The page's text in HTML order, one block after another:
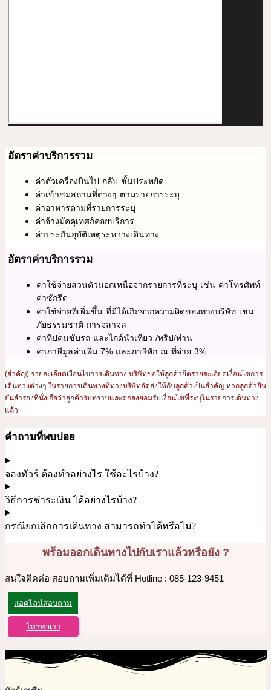
อัตราค่าบริการรวม
ค่าตั๋วเครื่องบินไป-กลับ ชั้นประหยัด
ค่าเข้าชมสถานที่ต่างๆ ตามรายการระบุ
ค่าอาหารตามที่รายการระบุ
ค่าจ้างมัคคุเทศก์คอยบริการ
ค่าประกันอุบัติเหตุระหว่างเดินทาง
อัตราค่าบริการรวม
ค่าใช้จ่ายส่วนตัวนอกเหนือจากรายการที่ระบุ เช่น ค่าโทรศัพท์
ค่าซักรีด
ค่าใช้จ่ายที่เพิ่มขึ้น ที่มิได้เกิดจากความผิดของทางบริษัท เช่น
ภัยธรรมชาติ การจลาจล
ค่าทิปคนขับรถ และไกด์นำเที่ยว /ทริป/ท่าน
ค่าภาษีมูลค่าเพิ่ม 7% และภาษีหัก ณ ที่จ่าย 3%
(สำคัญ) รายละเอียดเงื่อนไขการเดินทาง บริษัทขอให้ลูกค้ายึดรายละเอียดเงื่อนไขการ
เดินทางต่างๆ ในรายการเดินทางที่ทางบริษัทจัดส่งให้กับลูกค้าเป็นสำคัญ หากลูกค้ายิน
ยันสำรองที่นั่ง ถือว่าลูกค้ารับทราบและตกลงยอมรับเงื่อนไขที่ระบุในรายการเดินทาง
แล้ว
คำถามที่พบบ่อย
จองทัวร์ ต้องทำอย่างไร ใช้อะไรบ้าง?
วิธีการชำระเงิน ได้อย่างไรบ้าง?
กรณียกเลิกการเดินทาง สามารถทำได้หรือไม่?
พร้อมออกเดินทางไปกับเราแล้วหรือยัง ?
สนใจติดต่อ สอบถามเพิ่มเติมได้ที่ Hotline : 085-123-9451
แอดไลน์สอบถาม
โทรหาเรา